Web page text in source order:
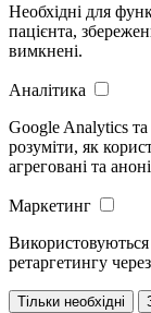
Необхідні для
пацієнта,
вимкнені.
Аналітика
Google Analytics
розуміти, як
агреговані та
Маркетинг
Використовуються
ретаргетингу
Тільки необхідні